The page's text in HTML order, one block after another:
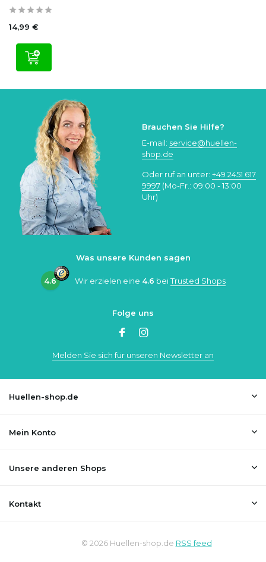
14,99 €
Brauchen Sie Hilfe?
E-mail: service@huellen-
shop.de
Oder ruf an unter: +49 2451 617
9997 (Mo-Fr.: 09:00 - 13:00
Uhr)
Was unsere Kunden sagen
4.6 Wir erzielen eine 4.6 beiTrusted Shops
Folge uns
Melden Sie sich für unseren Newsletter an
Huellen-shop.de
Mein Konto
Unsere anderen Shops
Kontakt
© 2026 Huellen-shop.de RSS feed